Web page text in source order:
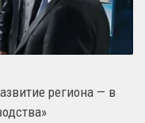
региона — в